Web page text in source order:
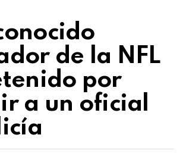
de la NFL
por
a un oficial